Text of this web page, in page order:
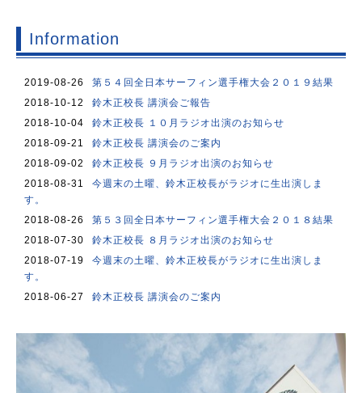
Information
2019-08-26
第５４回全日本サーフィン選手権大会２０１９結果
2018-10-12
鈴木正校長 講演会ご報告
2018-10-04
鈴木正校長 １０月ラジオ出演のお知らせ
2018-09-21
鈴木正校長 講演会のご案内
2018-09-02
鈴木正校長 ９月ラジオ出演のお知らせ
2018-08-31
今週末の土曜、鈴木正校長がラジオに生出演しま
す。
2018-08-26
第５３回全日本サーフィン選手権大会２０１８結果
2018-07-30
鈴木正校長 ８月ラジオ出演のお知らせ
2018-07-19
今週末の土曜、鈴木正校長がラジオに生出演しま
す。
2018-06-27
鈴木正校長 講演会のご案内